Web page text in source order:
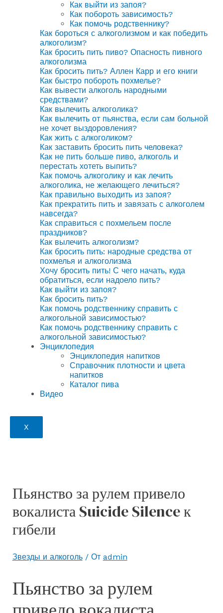
Как выйти из запоя?
Как побороть зависимость?
Как помочь родственнику?
Как бороться с алкоголизмом и как победить
алкоголизм?
Как бросить пить пиво? Опасность пивного
алкоголизма
Как бросить пить? Аллен Карр и его книги
Как быстро побороть похмелье?
Как вывести алкоголь народными
средствами?
Как вылечить алкоголика?
Как вылечить от пьянства, если сам больной
не хочет выздоровления?
Как жить с алкоголиком?
Как заставить бросить пить человека?
Как не пить больше пиво, алкоголь и
перестать хотеть выпить?
Как помочь алкоголику и как лечить
алкоголика, не желающего лечиться?
Как правильно выходить из запоя?
Как прекратить пить и завязать с алкоголем
навсегда?
Как справиться с похмельем после
праздников?
Как вылечить алкоголизм?
Как бросить пить: народные средства от
похмелья и алкоголизма
Хочу бросить пить! С чего начать, куда
обратиться, если надоело пить?
Как выйти из запоя?
Как бросить пить?
Как помочь родственнику справить с
алкогольной зависимостью?
Как помочь родственнику справить с
алкогольной зависимостью?
Энциклопедия
Энциклопедия напитков
Справочник плотности и цвета
напитков
Каталог пива
Видео
X
Пьянство за рулем привело
вокалиста Suicide Silence к
гибели
Звезды и алкоголь/ От admin
Пьянство за рулем